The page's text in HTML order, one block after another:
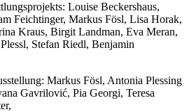
Louise Beckershaus,
Feichtinger, Markus Fösl, Lisa Horak,
Kraus, Birgit Landman, Eva Meran,
Stefan Riedl, Benjamin
Markus Fösl, Antonia Plessing
Gavrilović, Pia Georgi, Teresa